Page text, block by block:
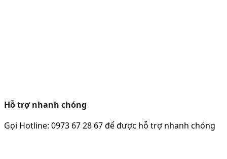
Hỗ trợ nhanh chóng
Gọi Hotline: 0973 67 28 67 để được hỗ trợ nhanh chóng